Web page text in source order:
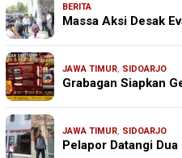
BERITA
Massa Aksi Desak
JAWA TIMUR, SIDOARJO
Grabagan Siapkan
JAWA TIMUR, SIDOARJO
Pelapor Datangi